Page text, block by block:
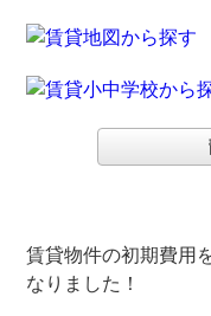
賃貸物件の初期費用
なりました！